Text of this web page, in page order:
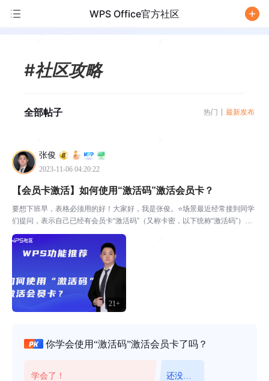
WPS Office官方社区
#社区攻略
全部帖子 热门 最新发布
张俊
2023-11-06 04:20:22
21+
【会员卡激活】如何使用“激活码”激活会员卡？
要想下班早，表格必须用的好！大家好，我是张俊。⭐场景最近经常接到同学
们提问，表示自己已经有会员卡“激活码”（又称卡密，以下统称“激活码”），
但是不知道如何激活会员卡，那么今天关于如何使用“激活码”激活会员卡的详
细教程来了~二维码扫描激活（适用于手机端）通过...
你学会使用“激活码”激活会员卡了吗？
学会了！
还没学